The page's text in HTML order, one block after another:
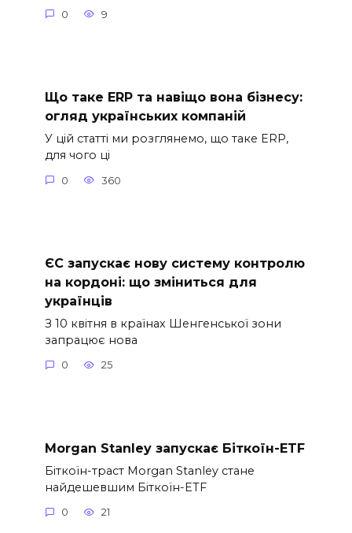
0 9
Що таке ERP та навіщо вона бізнесу:
огляд українських компаній
У цій статті ми розглянемо, що таке ERP,
для чого ці
0 360
ЄС запускає нову систему контролю
на кордоні: що зміниться для
українців
З 10 квітня в країнах Шенгенської зони
запрацює нова
0 25
Morgan Stanley запускає Біткоїн-ETF
Біткоїн-траст Morgan Stanley стане
найдешевшим Біткоїн-ETF
0 21